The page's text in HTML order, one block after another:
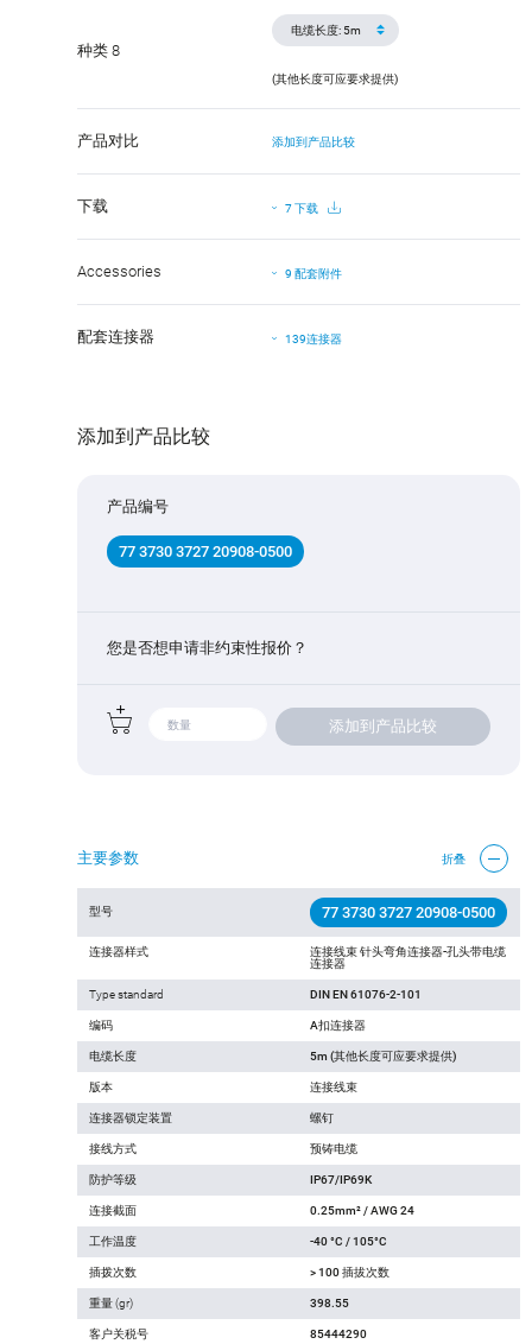
种类 8
(其他长度可应要求提供)
产品对比 添加到产品比较
下载 7 下载
Accessories 9 配套附件
配套连接器 139连接器
添加到产品比较
产品编号
77 3730 3727 20908-0500
您是否想申请非约束性报价？
添加到产品比较
主要参数 折叠
型号 77 3730 3727 20908-0500
连接器样式
连接线束 针头弯角连接器-孔头带电缆
连接器
Type standard DIN EN 61076-2-101
编码 A扣连接器
电缆长度 5m (其他长度可应要求提供)
版本 连接线束
连接器锁定装置 螺钉
接线方式 预铸电缆
防护等级 IP67/IP69K
连接截面 0.25mm² / AWG 24
工作温度 -40 °C / 105°C
插拨次数 > 100 插拔次数
重量 (gr) 398.55
客户关税号 85444290